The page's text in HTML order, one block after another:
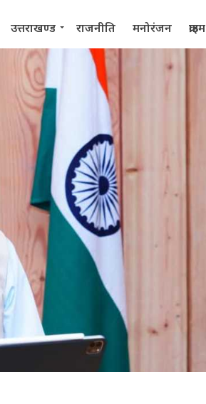
उत्तराखण्ड राजनीति मनोरंजन क्राइम